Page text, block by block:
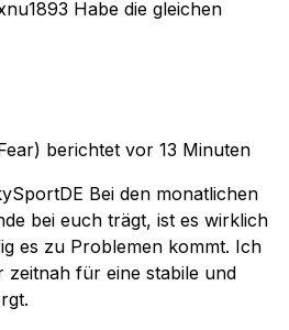
Habe die gleichen
berichtet vor 13 Minuten
Bei den monatlichen
bei euch trägt, ist es wirklich
es zu Problemen kommt. Ich
zeitnah für eine stabile und